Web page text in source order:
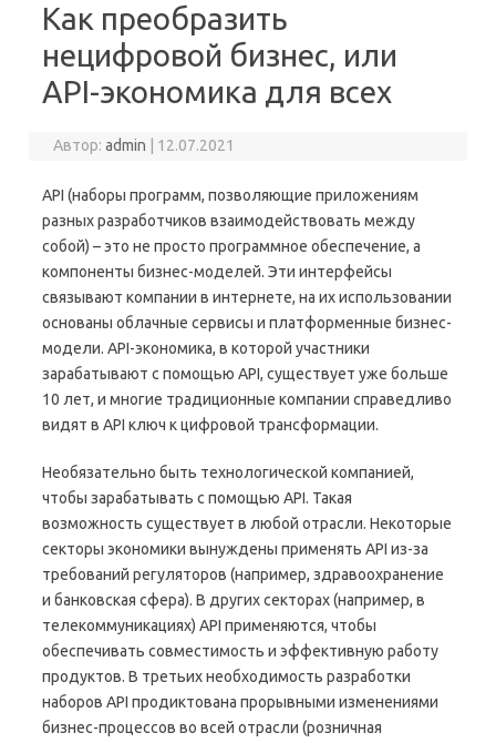
Как преобразить
нецифровой бизнес, или
API-экономика для всех
Автор:admin 12.07.2021
API (наборы программ, позволяющие приложениям
разных разработчиков взаимодействовать между
собой) – это не просто программное обеспечение, а
компоненты бизнес-моделей. Эти интерфейсы
связывают компании в интернете, на их использовании
основаны облачные сервисы и платформенные бизнес-
модели. API-экономика, в которой участники
зарабатывают с помощью API, существует уже больше
10 лет, и многие традиционные компании справедливо
видят в API ключ к цифровой трансформации.
Необязательно быть технологической компанией,
чтобы зарабатывать с помощью API. Такая
возможность существует в любой отрасли. Некоторые
секторы экономики вынуждены применять API из-за
требований регуляторов (например, здравоохранение
и банковская сфера). В других секторах (например, в
телекоммуникациях) API применяются, чтобы
обеспечивать совместимость и эффективную работу
продуктов. В третьих необходимость разработки
наборов API продиктована прорывными изменениями
бизнес-процессов во всей отрасли (розничная